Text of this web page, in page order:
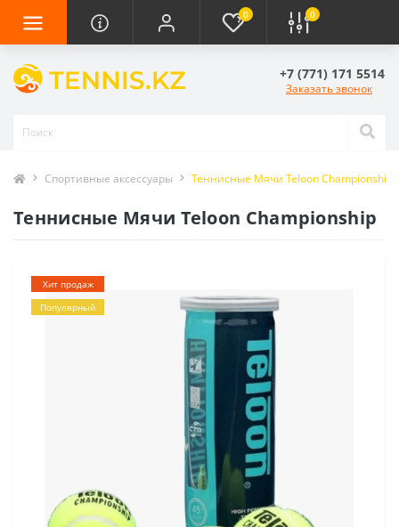
0 0
+7 (771) 171 5514
Заказать звонок
Спортивные аксессуары Теннисные Мячи Teloon Championship
Теннисные Мячи Teloon Championship
Хит продаж
Популярный